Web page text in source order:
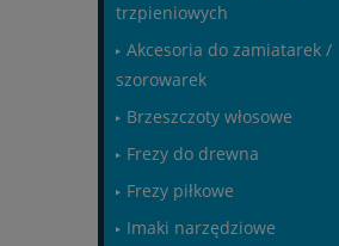
trzpieniowych
Akcesoria do zamiatarek /
szorowarek
Brzeszczoty włosowe
Frezy do drewna
Frezy piłkowe
Imaki narzędziowe